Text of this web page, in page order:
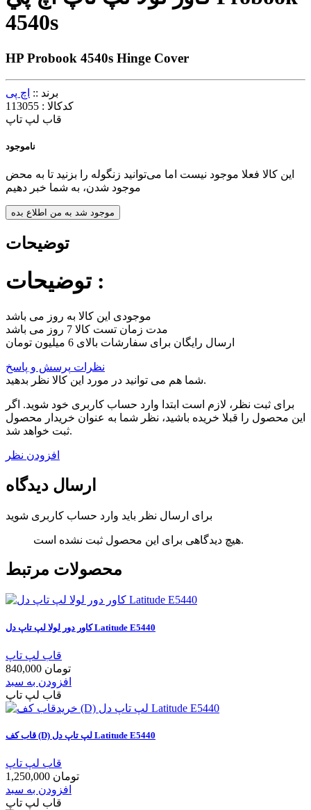
4540s
HP Probook 4540s Hinge Cover
برند :: اچ پی
کدکالا : 113055
قاب لپ تاپ
ناموجود
این کالا فعلا موجود نیست اما می‌توانید زنگوله را بزنید تا به محض
موجود شدن، به شما خبر دهیم
موجود شد به من اطلاع بده
توضیحات
توضیحات :
موجودی این کالا به روز می باشد
مدت زمان تست کالا 7 روز می باشد
ارسال رایگان برای سفارشات بالای 6 میلیون تومان
نظرات پرسش و پاسخ
شما هم می توانید در مورد این کالا نظر بدهید.
برای ثبت نظر، لازم است ابتدا وارد حساب کاربری خود شوید. اگر
این محصول را قبلا خریده باشید، نظر شما به عنوان خریدار محصول
ثبت خواهد شد.
افزودن نظر
ارسال دیدگاه
برای ارسال نظر باید وارد حساب کاربری شوید
هیچ دیدگاهی برای این محصول ثبت نشده است.
محصولات مرتبط
کاور دور لولا لپ تاپ دل Latitude E5440
قاب لپ تاپ
840,000 تومان
افزودن به سبد
قاب لپ تاپ
قاب کف (D) لپ تاپ دل Latitude E5440
قاب لپ تاپ
1,250,000 تومان
افزودن به سبد
قاب لپ تاپ